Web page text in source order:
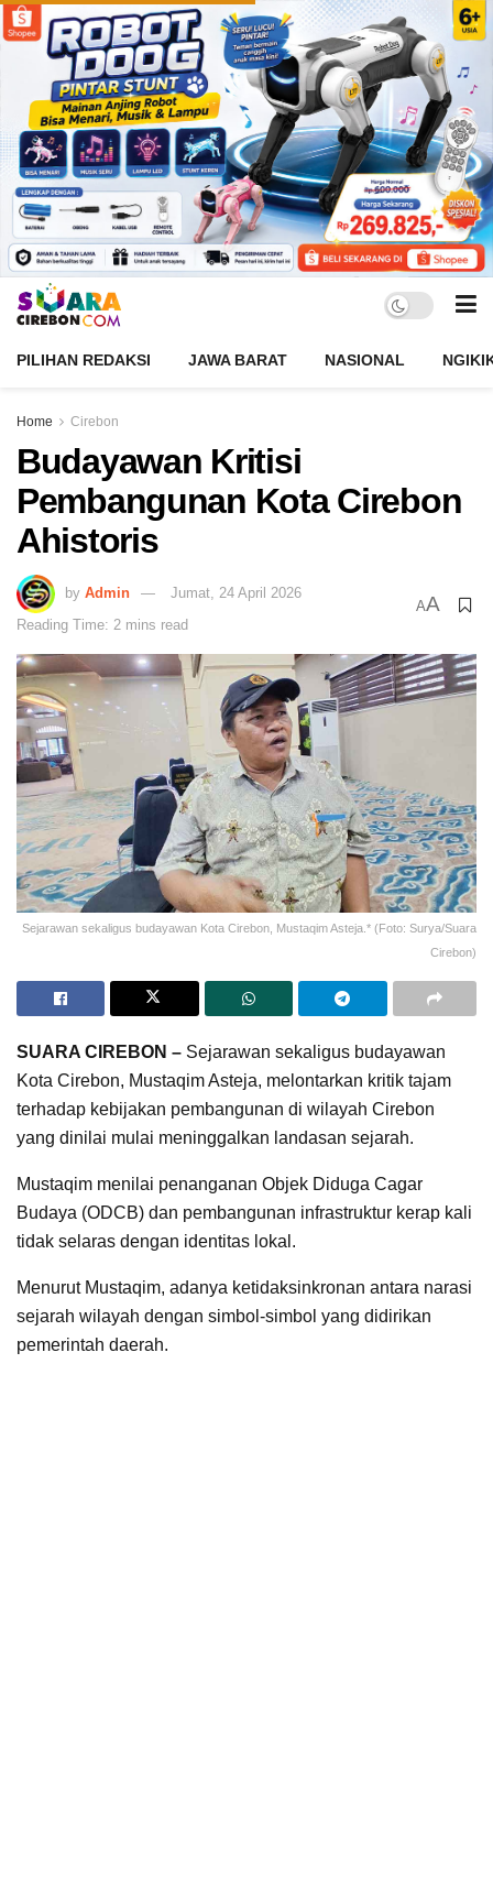
PILIHAN REDAKSI JAWA BARAT NASIONAL
Home Cirebon
Budayawan Kritisi
Pembangunan Kota Cirebon
Ahistoris
by Admin
Jumat, 24 April 2026
Reading Time: 2 mins read
AA
Sejarawan sekaligus budayawan Kota Cirebon, Mustaqim Asteja.* (Foto: Surya/Suara
Cirebon)
SUARA CIREBON – Sejarawan sekaligus budayawan
Kota Cirebon, Mustaqim Asteja, melontarkan kritik tajam
terhadap kebijakan pembangunan di wilayah Cirebon
yang dinilai mulai meninggalkan landasan sejarah.
Mustaqim menilai penanganan Objek Diduga Cagar
Budaya (ODCB) dan pembangunan infrastruktur kerap kali
tidak selaras dengan identitas lokal.
Menurut Mustaqim, adanya ketidaksinkronan antara narasi
sejarah wilayah dengan simbol-simbol yang didirikan
pemerintah daerah.